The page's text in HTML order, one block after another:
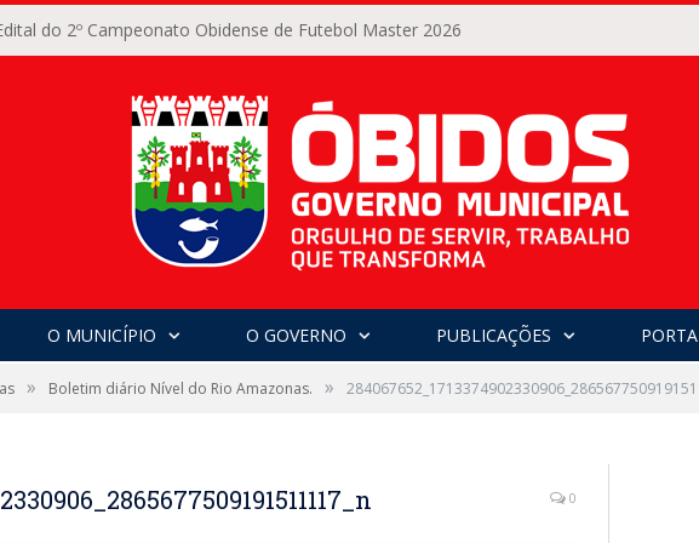
do 2º Campeonato Obidense de Futebol Master 2026
O MUNICÍPIO O GOVERNO PUBLICAÇÕES
» Boletim diário Nível do Rio Amazonas. »
0